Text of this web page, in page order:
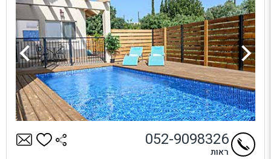
052-9098326
ראות